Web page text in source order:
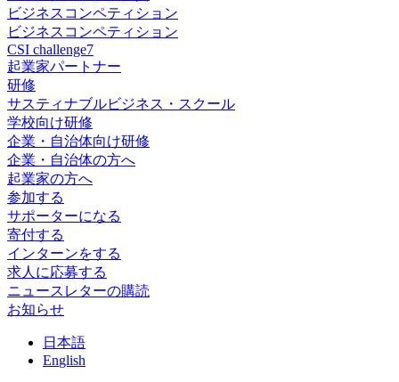
ビジネスコンペティション
ビジネスコンペティション
CSI challenge7
起業家パートナー
研修
サスティナブルビジネス・スクール
学校向け研修
企業・自治体向け研修
企業・自治体の方へ
起業家の方へ
参加する
サポーターになる
寄付する
インターンをする
求人に応募する
ニュースレターの購読
お知らせ
日 本語
English